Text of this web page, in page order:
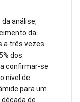
análise,
da
a três vezes
dos
a confirmar-se
nível de
para um
de